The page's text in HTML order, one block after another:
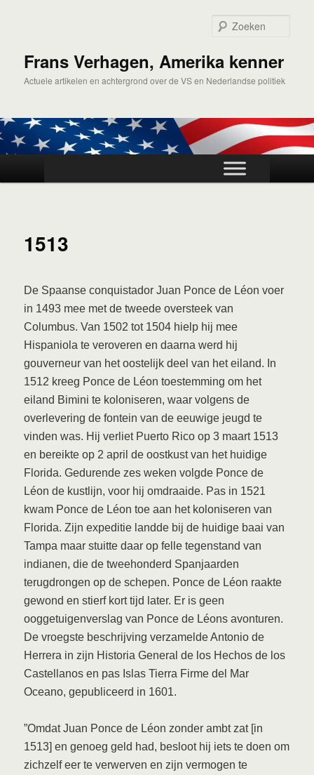
inhoudFrans Verhagen, Amerika kenner
Actuele artikelen en achtergrond over de VS en Nederlandse politiek
1513
De Spaanse conquistador Juan Ponce de Léon voer
in 1493 mee met de tweede oversteek van
Columbus. Van 1502 tot 1504 hielp hij mee
Hispaniola te veroveren en daarna werd hij
gouverneur van het oostelijk deel van het eiland. In
1512 kreeg Ponce de Léon toestemming om het
eiland Bimini te koloniseren, waar volgens de
overlevering de fontein van de eeuwige jeugd te
vinden was. Hij verliet Puerto Rico op 3 maart 1513
en bereikte op 2 april de oostkust van het huidige
Florida. Gedurende zes weken volgde Ponce de
Léon de kustlijn, voor hij omdraaide. Pas in 1521
kwam Ponce de Léon toe aan het koloniseren van
Florida. Zijn expeditie landde bij de huidige baai van
Tampa maar stuitte daar op felle tegenstand van
indianen, die de tweehonderd Spanjaarden
terugdrongen op de schepen. Ponce de Léon raakte
gewond en stierf kort tijd later. Er is geen
ooggetuigenverslag van Ponce de Léons avonturen.
De vroegste beschrijving verzamelde Antonio de
Herrera in zijn Historia General de los Hechos de los
Castellanos en pas Islas Tierra Firme del Mar
Oceano, gepubliceerd in 1601.
”Omdat Juan Ponce de Léon zonder ambt zat [in
1513] en genoeg geld had, besloot hij iets te doen om
zichzelf eer te verwerven en zijn vermogen te